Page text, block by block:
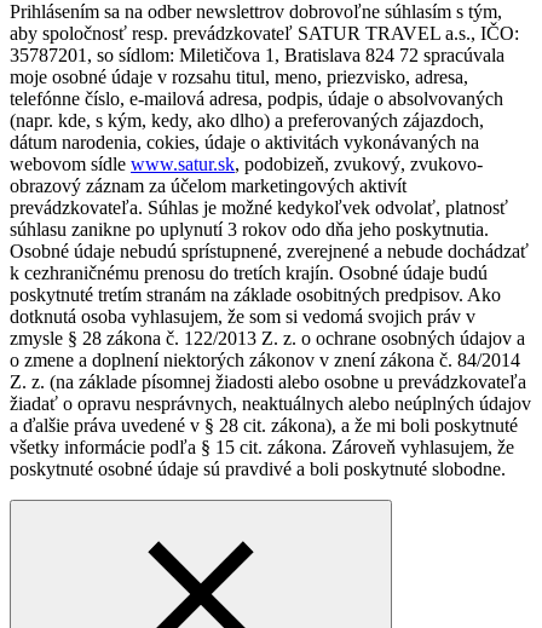
Prihlásením sa na odber newslettrov dobrovoľne súhlasím s tým,
aby spoločnosť resp. prevádzkovateľ SATUR TRAVEL a.s., IČO:
35787201, so sídlom: Miletičova 1, Bratislava 824 72 spracúvala
moje osobné údaje v rozsahu titul, meno, priezvisko, adresa,
telefónne číslo, e-mailová adresa, podpis, údaje o absolvovaných
(napr. kde, s kým, kedy, ako dlho) a preferovaných zájazdoch,
dátum narodenia, cokies, údaje o aktivitách vykonávaných na
webovom sídle www.satur.sk, podobizeň, zvukový, zvukovo-
obrazový záznam za účelom marketingových aktivít
prevádzkovateľa. Súhlas je možné kedykoľvek odvolať, platnosť
súhlasu zanikne po uplynutí 3 rokov odo dňa jeho poskytnutia.
Osobné údaje nebudú sprístupnené, zverejnené a nebude dochádzať
k cezhraničnému prenosu do tretích krajín. Osobné údaje budú
poskytnuté tretím stranám na základe osobitných predpisov. Ako
dotknutá osoba vyhlasujem, že som si vedomá svojich práv v
zmysle § 28 zákona č. 122/2013 Z. z. o ochrane osobných údajov a
o zmene a doplnení niektorých zákonov v znení zákona č. 84/2014
Z. z. (na základe písomnej žiadosti alebo osobne u prevádzkovateľa
žiadať o opravu nesprávnych, neaktuálnych alebo neúplných údajov
a ďalšie práva uvedené v § 28 cit. zákona), a že mi boli poskytnuté
všetky informácie podľa § 15 cit. zákona. Zároveň vyhlasujem, že
poskytnuté osobné údaje sú pravdivé a boli poskytnuté slobodne.